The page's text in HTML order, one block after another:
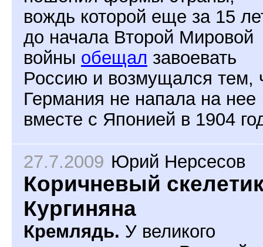
вождь которой еще за 15
до начала Второй Мировой
войны обещал завоевать
Россию и возмущался тем,
Германия не напала на нее
вместе с Японией в 1904
27.7.2009 Юрий Нерсесов
Коричневый
Кургиняна
Кремлядь. У великого